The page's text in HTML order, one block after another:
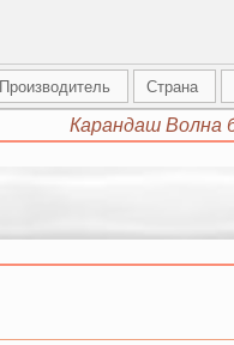
Производитель Страна
Карандаш Волна